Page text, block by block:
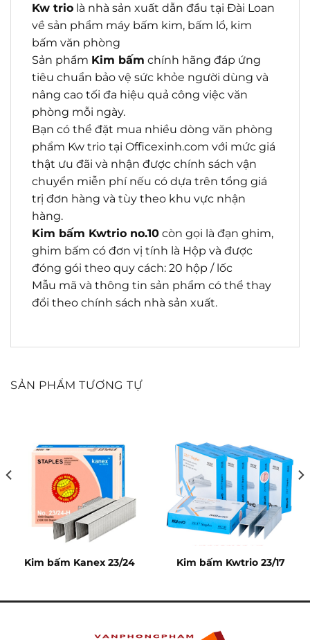
Kw trio là nhà sản xuất dẫn đầu tại Đài Loan
về sản phẩm máy bấm kim, bấm lổ, kim
bấm văn phòng
Sản phẩm Kim bấm chính hãng đáp ứng
tiêu chuẩn bảo vệ sức khỏe người dùng và
nâng cao tối đa hiệu quả công việc văn
phòng mỗi ngày.
Bạn có thể đặt mua nhiều dòng văn phòng
phẩm Kw trio tại Officexinh.com với mức giá
thật ưu đãi và nhận được chính sách vận
chuyển miễn phí nếu có dựa trên tổng giá
trị đơn hàng và tùy theo khu vực nhận
hàng.
Kim bấm Kwtrio no.10 còn gọi là đạn ghim,
ghim bấm có đơn vị tính là Hộp và được
đóng gói theo quy cách: 20 hộp / lốc
Mẫu mã và thông tin sản phẩm có thể thay
đổi theo chính sách nhà sản xuất.
SẢN PHẨM TƯƠNG TỰ
Kim bấm Kanex 23/24 Kim bấm Kwtrio 23/17